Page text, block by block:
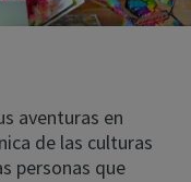
aventuras en
de las culturas
personas que